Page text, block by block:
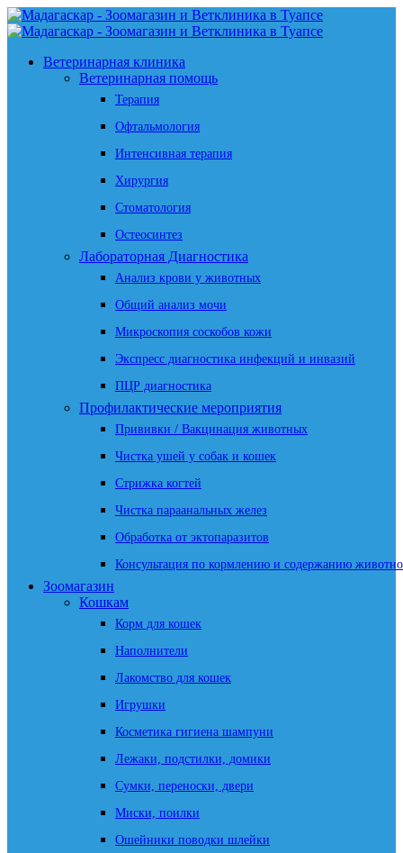
Ветеринарная клиника
Ветеринарная помощь
Терапия
Офтальмология
Интенсивная терапия
Хирургия
Стоматология
Остеосинтез
Лабораторная Диагностика
Анализ крови у животных
Общий анализ мочи
Микроскопия соскобов кожи
Экспресс диагностика инфекций и инвазий
ПЦР диагностика
Профилактические мероприятия
Прививки / Вакцинация животных
Чистка ушей у собак и кошек
Стрижка когтей
Чистка параанальных желез
Обработка от эктопаразитов
Консультация по кормлению и содержанию
Зоомагазин
Кошкам
Корм для кошек
Наполнители
Лакомство для кошек
Игрушки
Косметика гигиена шампуни
Лежаки, подстилки, домики
Сумки, переноски, двери
Миски, поилки
Ошейники поводки шлейки